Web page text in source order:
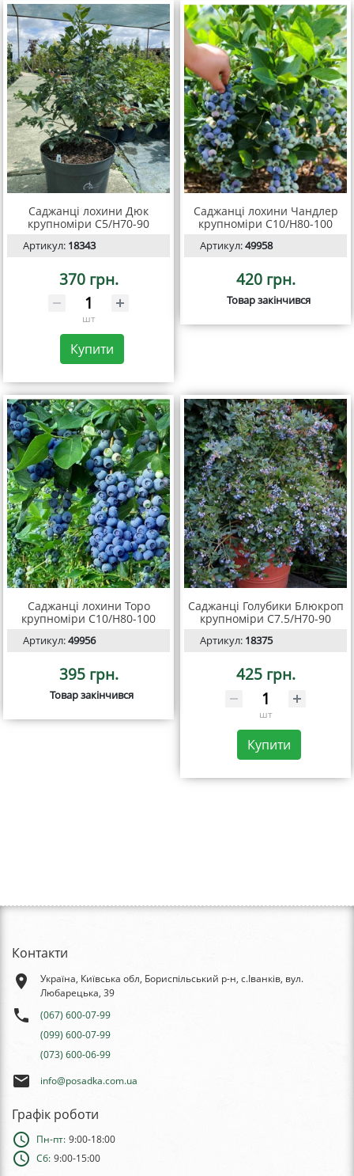
Саджанці лохини Дюк
крупноміри C5/H70-90
Артикул: 18343
370 грн.
шт
Купити
Саджанці лохини Чандлер
крупноміри С10/Н80-100
Артикул:49958
420 грн.
Товар закінчився
Саджанці лохини Торо
крупноміри С10/Н80-100
Артикул:49956
395 грн.
Товар закінчився
Саджанці Голубики Блюкроп
крупноміри C7.5/H70-90
Артикул: 18375
425 грн.
шт
Купити
Контакти
place
Україна, Київська обл, Бориспільський р-н, с.Іванків, вул.
Любарецька, 39
phone
(067) 600-07-99
(099) 600-07-99
(073) 600-06-99
email info@posadka.com.ua
Графік роботи
schedule Пн-пт: 9:00-18:00
schedule Сб: 9:00-15:00